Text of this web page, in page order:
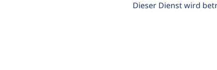
Dieser Dienst wird